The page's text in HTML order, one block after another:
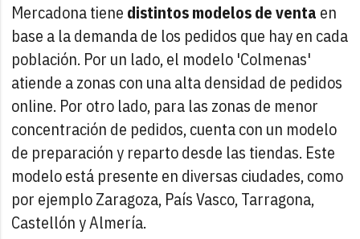
Mercadona tiene distintos modelos de venta en
base a la demanda de los pedidos que hay en cada
población. Por un lado, el modelo 'Colmenas'
atiende a zonas con una alta densidad de pedidos
online. Por otro lado, para las zonas de menor
concentración de pedidos, cuenta con un modelo
de preparación y reparto desde las tiendas. Este
modelo está presente en diversas ciudades, como
por ejemplo Zaragoza, País Vasco, Tarragona,
Castellón y Almería.